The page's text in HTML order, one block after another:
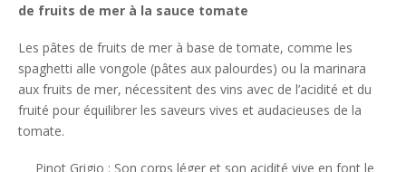
de fruits de mer à la sauce tomate
Les pâtes de fruits de mer à base de tomate, comme les
spaghetti alle vongole (pâtes aux palourdes) ou la marinara
aux fruits de mer, nécessitent des vins avec de l’acidité et du
fruité pour équilibrer les saveurs vives et audacieuses de la
tomate.
Pinot Grigio : Son corps léger et son acidité vive en font le